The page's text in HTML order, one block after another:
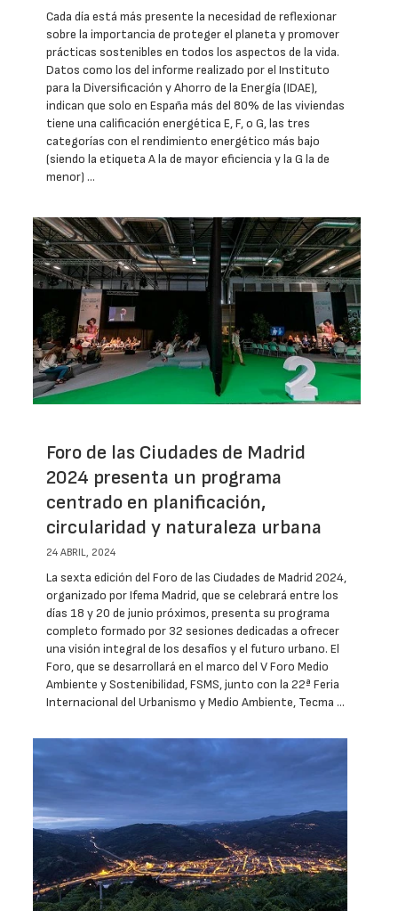
Cada día está más presente la necesidad de reflexionar
sobre la importancia de proteger el planeta y promover
prácticas sostenibles en todos los aspectos de la vida.
Datos como los del informe realizado por el Instituto
para la Diversificación y Ahorro de la Energía (IDAE),
indican que solo en España más del 80% de las viviendas
tiene una calificación energética E, F, o G, las tres
categorías con el rendimiento energético más bajo
(siendo la etiqueta A la de mayor eficiencia y la G la de
menor) …
Foro de las Ciudades de Madrid
2024 presenta un programa
centrado en planificación,
circularidad y naturaleza urbana
24 ABRIL, 2024
La sexta edición del Foro de las Ciudades de Madrid 2024,
organizado por Ifema Madrid, que se celebrará entre los
días 18 y 20 de junio próximos, presenta su programa
completo formado por 32 sesiones dedicadas a ofrecer
una visión integral de los desafíos y el futuro urbano. El
Foro, que se desarrollará en el marco del V Foro Medio
Ambiente y Sostenibilidad, FSMS, junto con la 22ª Feria
Internacional del Urbanismo y Medio Ambiente, Tecma …